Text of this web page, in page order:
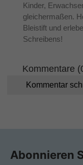
Kinder,
gleichermaßen.
Bleistift und
Schreibens!
Kommentare
Kommentar
Abonnieren